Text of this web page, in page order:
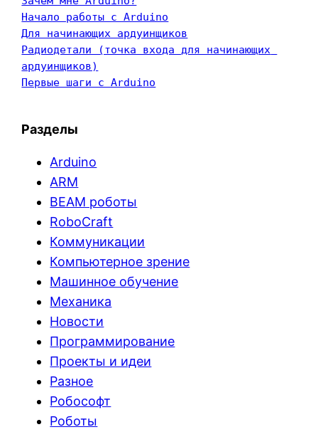
Начало работы с Arduino
Для начинающих ардуинщиков
Радиодетали (точка входа для начинающих
ардуинщиков)
Первые шаги с Arduino
Разделы
Arduino
ARM
BEAM роботы
RoboCraft
Коммуникации
Компьютерное зрение
Машинное обучение
Механика
Новости
Программирование
Проекты и идеи
Разное
Робософт
Роботы